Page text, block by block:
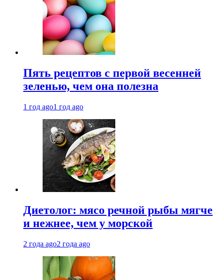
Пять рецептов с первой весенней
зеленью, чем она полезна
1 год ago1 год ago
Диетолог: мясо речной рыбы мягче
и нежнее, чем у морской
2 года ago2 года ago